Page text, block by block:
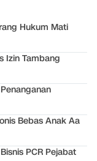
Hukum Mati
Izin Tambang
Bebas Anak Aa
PCR Pejabat